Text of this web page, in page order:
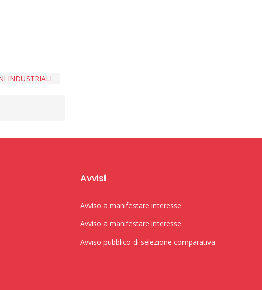
INDUSTRIALI
Avvisi
Avviso a manifestare interesse
Avviso a manifestare interesse
Avviso pubblico di selezione comparativa